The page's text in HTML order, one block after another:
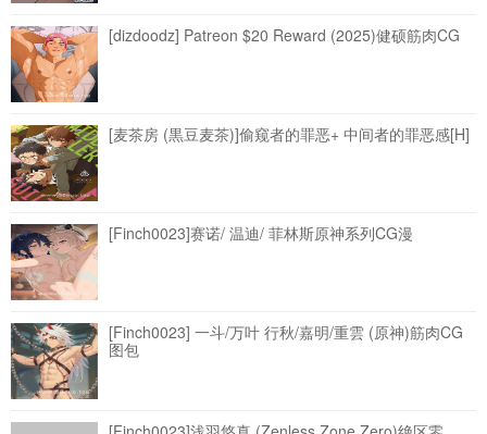
[dizdoodz] Patreon $20 Reward (2025)健硕筋肉CG
[麦茶房 (黒豆麦茶)]偷窥者的罪恶+ 中间者的罪恶感[H]
[Finch0023]赛诺/ 温迪/ 菲林斯原神系列CG漫
[Finch0023] 一斗/万叶 行秋/嘉明/重雲 (原神)筋肉CG
图包